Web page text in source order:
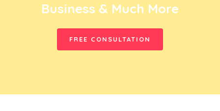
Business & Much More
FREE CONSULTATION